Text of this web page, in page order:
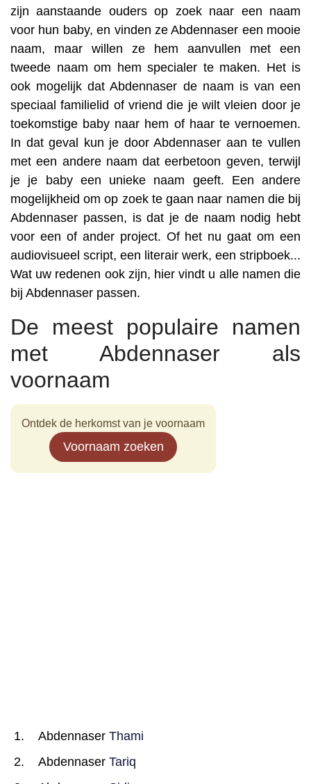
zijn aanstaande ouders op zoek naar een naam
voor hun baby, en vinden ze Abdennaser een mooie
naam, maar willen ze hem aanvullen met een
tweede naam om hem specialer te maken. Het is
ook mogelijk dat Abdennaser de naam is van een
speciaal familielid of vriend die je wilt vleien door je
toekomstige baby naar hem of haar te vernoemen.
In dat geval kun je door Abdennaser aan te vullen
met een andere naam dat eerbetoon geven, terwijl
je je baby een unieke naam geeft. Een andere
mogelijkheid om op zoek te gaan naar namen die bij
Abdennaser passen, is dat je de naam nodig hebt
voor een of ander project. Of het nu gaat om een
audiovisueel script, een literair werk, een stripboek...
Wat uw redenen ook zijn, hier vindt u alle namen die
bij Abdennaser passen.
De meest populaire namen
met Abdennaser als
voornaam
Ontdek de herkomst van je voornaam
Voornaam zoeken
Abdennaser Thami
Abdennaser Tariq